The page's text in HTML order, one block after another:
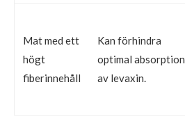
Mat med ett
högt
fiberinnehåll
Kan förhindra
optimal absorption
av levaxin.